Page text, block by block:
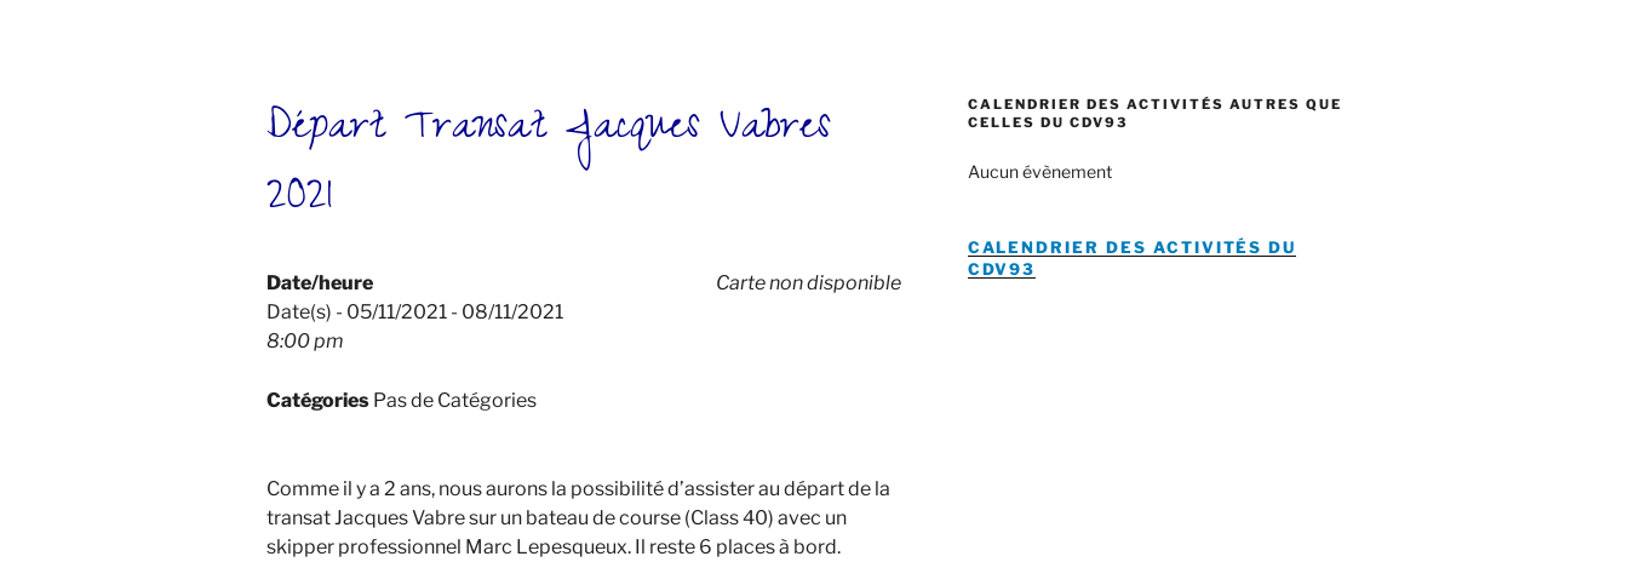
Départ Transat Jacques Vabres
2021
Carte non disponible
Date/heure
Date(s) - 05/11/2021 - 08/11/2021
8:00 pm
Catégories Pas de Catégories
Comme il y a 2 ans, nous aurons la possibilité d’assister au départ de la
transat Jacques Vabre sur un bateau de course (Class 40) avec un
skipper professionnel Marc Lepesqueux. Il reste 6 places à bord.
CALENDRIER DES ACTIVITÉS AUTRES QUE
CELLES DU CDV93
Aucun évènement
CALENDRIER DES ACTIVITÉS DU
CDV93